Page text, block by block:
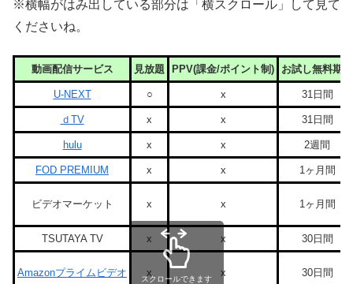
※横幅がはみ出している部分は「横スクロール」して見て
くださいね。
動画配信サービス 見放題 PPV(課金/ポイント制) お試し無料期間
U-NEXT ○ x 31日間
ｄTV x x 31日間
hulu x x 2週間
FOD PREMIUM x x 1ヶ月間
ビデオマーケット x x 1ヶ月間
TSUTAYA TV x x 30日間
Amazonプライムビデオ x x 30日間
スクロールできます